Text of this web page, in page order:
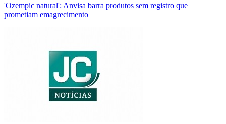
'Ozempic natural': Anvisa barra produtos sem registro que
prometiam emagrecimento